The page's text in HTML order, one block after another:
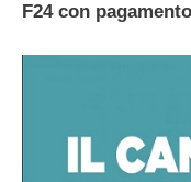
F24 con